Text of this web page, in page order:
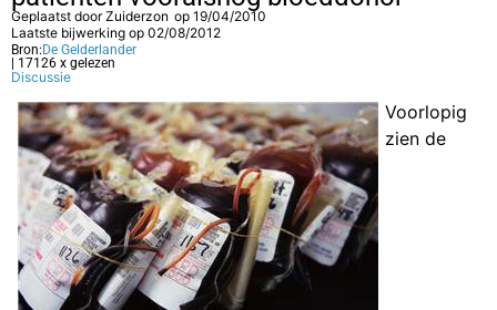
Geplaatst doorZuiderzon op 19/04/2010
Laatste bijwerking op 02/08/2012
Bron: De Gelderlander
| 17126 x gelezen
Discussie
Voorlopig
zien de